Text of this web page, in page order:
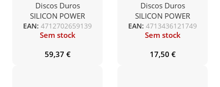
Discos Duros
SILICON POWER
EAN: 4712702659139
Sem stock
59,37 €
Discos Duros
SILICON POWER
EAN: 4713436121749
Sem stock
17,50 €